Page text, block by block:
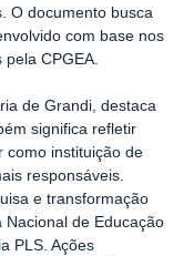
O documento busca
com base nos
CPGEA.
de Grandi, destaca
significa refletir
como instituição de
responsáveis.
e transformação
de Educação
PLS. Ações